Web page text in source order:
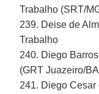
Trabalho (SRT/
239. Deise de
Trabalho
240. Diego
(GRT Juazeiro/
241. Diego Cesar